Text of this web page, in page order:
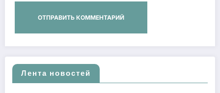
Лента новостей